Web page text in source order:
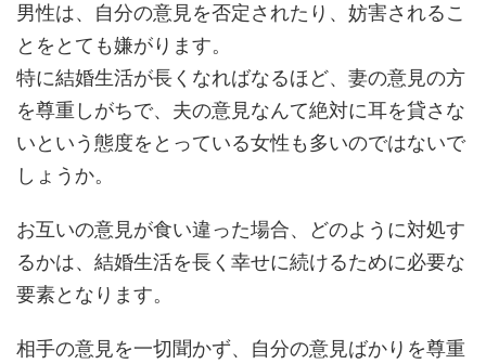
男性は、自分の意見を否定されたり、妨害されるこ
とをとても嫌がります。
特に結婚生活が長くなればなるほど、妻の意見の方
を尊重しがちで、夫の意見なんて絶対に耳を貸さな
いという態度をとっている女性も多いのではないで
しょうか。
お互いの意見が食い違った場合、どのように対処す
るかは、結婚生活を長く幸せに続けるために必要な
要素となります。
相手の意見を一切聞かず、自分の意見ばかりを尊重